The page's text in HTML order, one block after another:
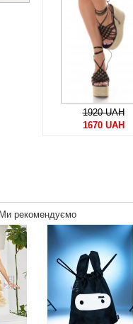
1920 UAH
1670 UAH
Ми рекомендуємо